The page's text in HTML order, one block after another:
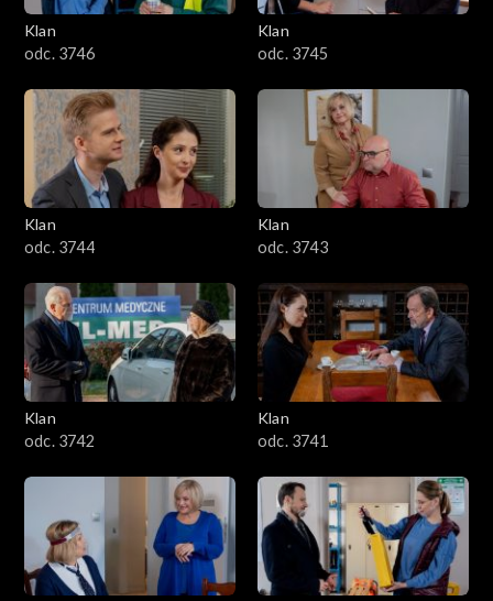
Klan
odc. 3746
Klan
odc. 3745
Klan
odc. 3744
Klan
odc. 3743
Klan
odc. 3742
Klan
odc. 3741